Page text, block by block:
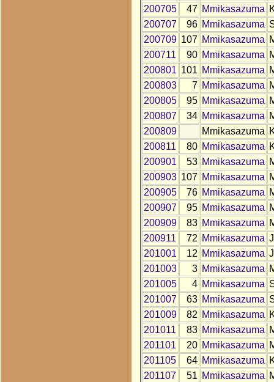
200705
47 Mmikasazuma
200707
96 Mmikasazuma
200709 107 Mmikasazuma
200711
90 Mmikasazuma
200801 101 Mmikasazuma
200803
7 Mmikasazuma
200805
95 Mmikasazuma
200807
34 Mmikasazuma
200809
Mmikasazuma
200811
80 Mmikasazuma
200901
53 Mmikasazuma
200903 107 Mmikasazuma
200905
76 Mmikasazuma
200907
95 Mmikasazuma
200909
83 Mmikasazuma
200911
72 Mmikasazuma
201001
12 Mmikasazuma
201003
3 Mmikasazuma
201005
4 Mmikasazuma
201007
63 Mmikasazuma
201009
82 Mmikasazuma
201011
83 Mmikasazuma
201101
20 Mmikasazuma
201105
64 Mmikasazuma
201107
51 Mmikasazuma